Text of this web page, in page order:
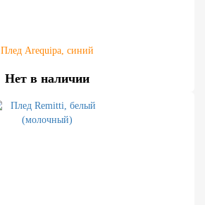
Плед Аrequipa, синий
Нет в наличии